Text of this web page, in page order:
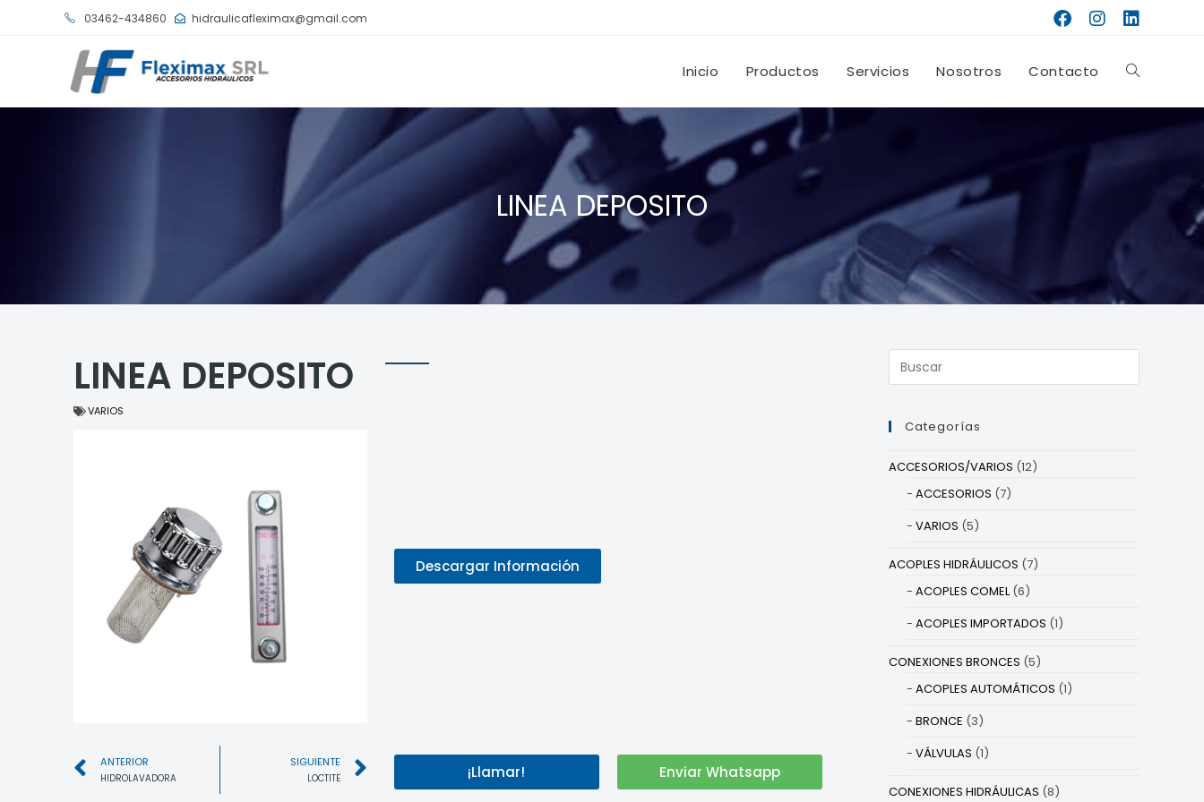
03462-434860 hidraulicafleximax@gmail.com
Inicio Productos Servicios Nosotros Contacto
LINEA DEPOSITO
LINEA DEPOSITO
VARIOS
ANTERIOR
HIDROLAVADORA
SIGUIENTE
LOCTITE
Descargar Información
¡Llamar! Enviar Whatsapp
Categorías
ACCESORIOS/VARIOS (12)
ACCESORIOS (7)
VARIOS (5)
ACOPLES HIDRÁULICOS (7)
ACOPLES COMEL (6)
ACOPLES IMPORTADOS (1)
CONEXIONES BRONCES (5)
ACOPLES AUTOMÁTICOS (1)
BRONCE (3)
VÁLVULAS (1)
CONEXIONES HIDRÁULICAS (8)